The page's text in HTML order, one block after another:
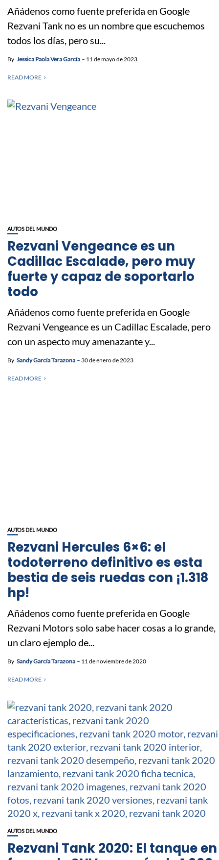
Añádenos como fuente preferida en Google
Rezvani Tank no es un nombre que escuchemos
todos los días, pero su...
By Jessica Paola Vera García 11 de mayo de 2023
READ MORE
AUTOS DEL MUNDO
Rezvani Vengeance es un
Cadillac Escalade, pero muy
fuerte y capaz de soportarlo
todo
Añádenos como fuente preferida en Google
Rezvani Vengeance es un Cadillac Escalade, pero
con un aspecto muy amenazante y...
By Sandy García Tarazona 30 de enero de 2023
READ MORE
AUTOS DEL MUNDO
Rezvani Hercules 6×6: el
todoterreno definitivo es esta
bestia de seis ruedas con ¡1.318
hp!
Añádenos como fuente preferida en Google
Rezvani Motors solo sabe hacer cosas a lo grande,
un claro ejemplo de...
By Sandy García Tarazona 11 de noviembre de 2020
READ MORE
AUTOS DEL MUNDO
Rezvani Tank 2020: El tanque en